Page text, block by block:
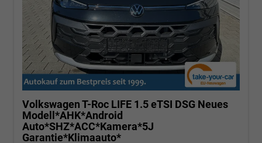
Volkswagen T-Roc LIFE 1.5 eTSI DSG Neues
Modell*AHK*Android
Auto*SHZ*ACC*Kamera*5J
Garantie*Klimaauto*